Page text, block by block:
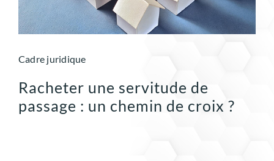
Cadre juridique
Racheter une servitude de
passage : un chemin de croix ?